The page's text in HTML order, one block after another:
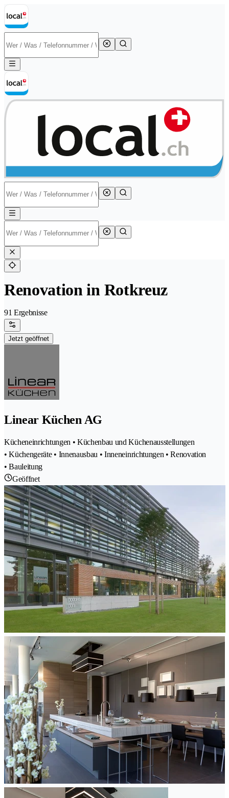
Renovation in Rotkreuz
91 Ergebnisse
Jetzt geöffnet
Linear Küchen AG
Kücheneinrichtungen • Küchenbau und Küchenausstellungen
• Küchengeräte • Innenausbau • Inneneinrichtungen • Renovation
• Bauleitung
Geöffnet